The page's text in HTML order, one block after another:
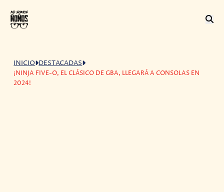
INICIO DESTACADAS
¡NINJA FIVE-O, EL CLÁSICO DE GBA, LLEGARÁ A CONSOLAS EN
2024!